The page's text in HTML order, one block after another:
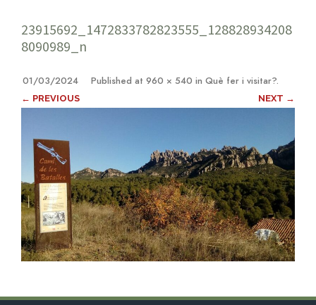
23915692_1472833782823555_128828934208
8090989_n
Published
01/03/2024 at 960 × 540 in Què fer i visitar?.
← PREVIOUS NEXT →